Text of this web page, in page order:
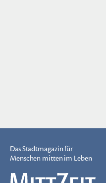
Das Stadtmagazin für
Menschen mitten im Leben